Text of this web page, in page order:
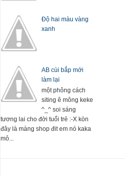
Độ hai màu vàng
xanh
AB cùi bắp mới
làm lại
một phông cách
siting ê mông keke
^_^ soi sáng
tương lai cho đời tuổi trẻ :-X kòn
đây là màng shop đit em nó kaka
mô...